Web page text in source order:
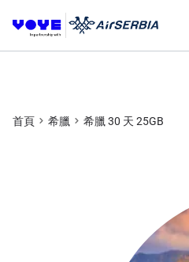
首頁 希臘 希臘 30 天 25GB